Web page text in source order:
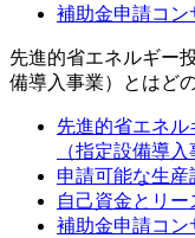
補助金申請コン
先進的省エネルギー
備導入事業）とはど
先進的省エネ
（指定設備導
申請可能な生産
自己資金とリ
補助金申請コン